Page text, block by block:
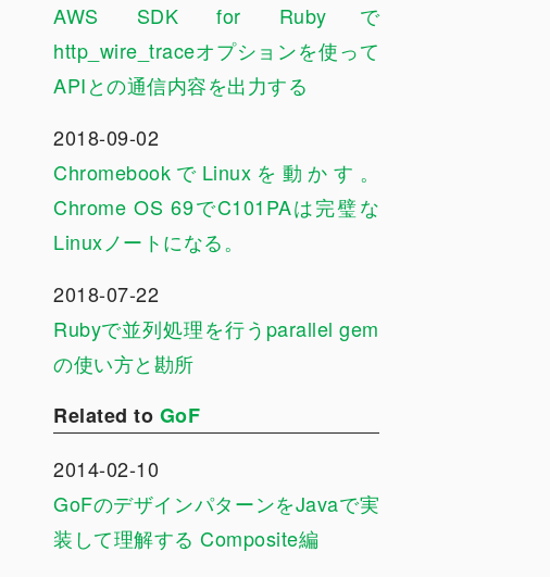
AWS SDK for Rubyで
http_wire_traceオプションを使って
APIとの通信内容を出力する
2018-09-02
ChromebookでLinuxを動かす。
Chrome OS 69でC101PAは完璧な
Linuxノートになる。
2018-07-22
Rubyで並列処理を行うparallel gem
の使い方と勘所
Related to GoF
2014-02-10
GoFのデザインパターンをJavaで実
装して理解する Composite編